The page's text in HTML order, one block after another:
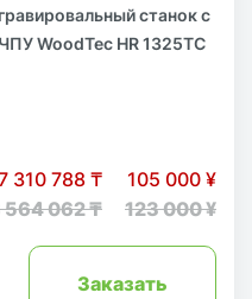
гравировальный станок с
ЧПУ WoodTec HR 1325TC
310 788 ₸
564 062 ₸
105 000 ¥
123 000 ¥
Заказать